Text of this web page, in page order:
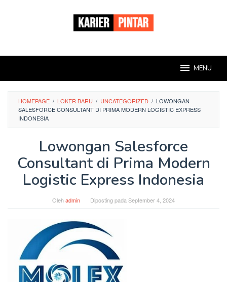
MENU
HOMEPAGE / LOKER BARU / UNCATEGORIZED / LOWONGAN
SALESFORCE CONSULTANT DI PRIMA MODERN LOGISTIC EXPRESS
INDONESIA
Lowongan Salesforce
Consultant di Prima Modern
Logistic Express Indonesia
Olehadmin Diposting pada September 4, 2024